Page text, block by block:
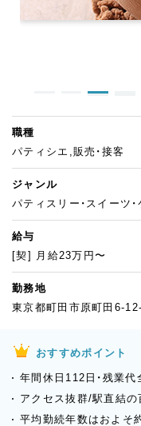
職種
パティシエ,販売・接客
ジャンル
パティスリー・スイーツ
給与
[契] 月給23万円〜
勤務地
東京都町田市原町田6-
おすすめポイント
年間休日112日・残業
アクセス抜群/駅直結の
平均勤続年数はおよそ